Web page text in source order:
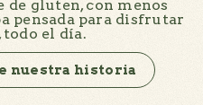
de gluten, con menos
pensada para disfrutar
todo el día.
nuestra historia